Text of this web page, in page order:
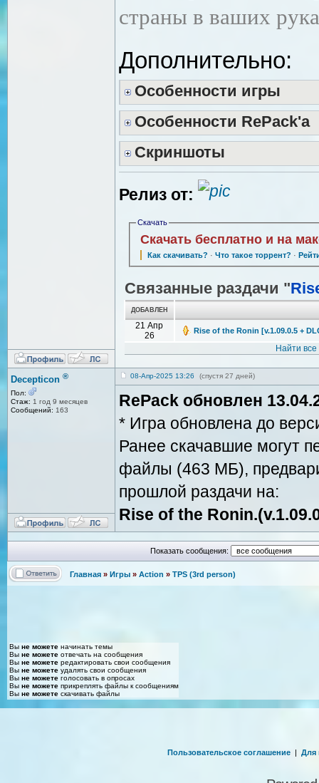
страны в ваших
Дополнительно:
Особенности игры
Особенности RePack'a
Скриншоты
Релиз от:
Скачать
Скачать бесплатно и на
Как скачивать? · Что такое торрент? ·
Связанные раздачи "
ДОБАВЛЕН
21 Апр
26
Rise of the Ronin [v.1.09.0.5 +
Найти
Decepticon ®
Пол:
Стаж: 1 год 9 месяцев
Сообщений: 163
08-Апр-2025 13:26 (спустя 27 дней)
RePack обновлен
* Игра обновлена до
Ранее скачавшие могут
файлы (463 МБ),
прошлой раздачи на:
Rise of the
Показать сообщения:
Главная » Игры » Action » TPS (3rd person)
Вы не можете начинать темы
Вы не можете отвечать на сообщения
Вы не можете редактировать свои сообщения
Вы не можете удалять свои сообщения
Вы не можете голосовать в опросах
Вы не можете прикреплять файлы к сообщениям
Вы не можете скачивать файлы
Пользовательское соглашение | Для